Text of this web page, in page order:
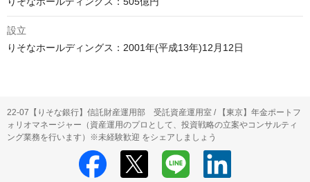
設立
りそなホールディングス：2001年(平成13年)12月12日
22-07【りそな銀行】信託財産運用部 受託資産運用室 / 【東京】年金ポートフ
ォリオマネージャー（資産運用のプロとして、投資戦略の立案やコンサルティ
ング業務を行います）※未経験歓迎 をシェアしましょう